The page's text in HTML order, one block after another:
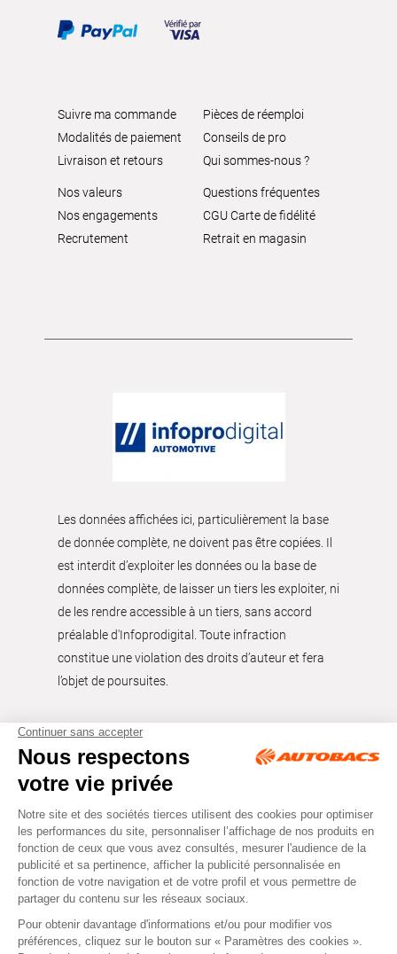
Suivre ma commande
Modalités de paiement
Livraison et retours
Pièces de réemploi
Conseils de pro
Qui sommes-nous ?
Nos valeurs
Nos engagements
Recrutement
Questions fréquentes
CGU Carte de fidélité
Retrait en magasin
Les données affichées ici, particulièrement la base
de donnée complète, ne doivent pas être copiées. Il
est interdit d’exploiter les données ou la base de
données complète, de laisser un tiers les exploiter, ni
de les rendre accessible à un tiers, sans accord
préalable d'Infoprodigital. Toute infraction
constitue une violation des droits d’auteur et fera
l’objet de poursuites.
Tous droits réservés © Autobacs
Mentions légales RGPD
Cookies CGV